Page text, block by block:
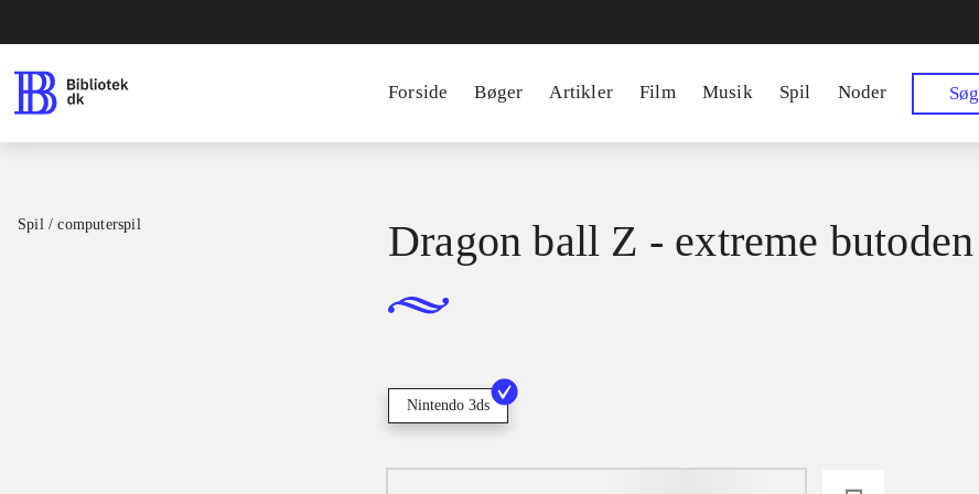
Forside Bøger Artikler Film Musik Spil Noder Søg
Spil / computerspil Dragon ball Z - extreme butoden
Nintendo 3ds